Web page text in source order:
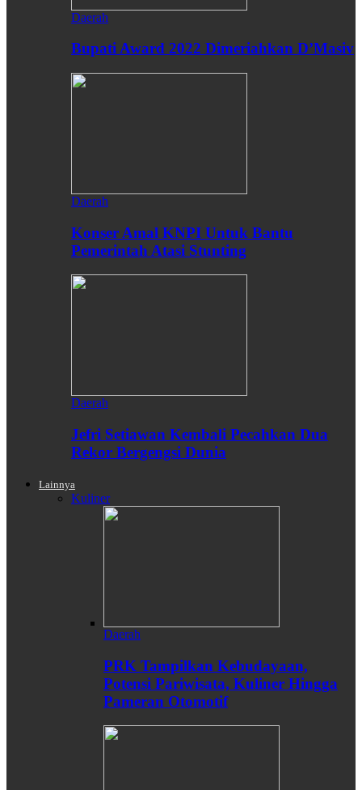
Daerah
Bupati Award 2022 Dimeriahkan D’Masiv
Daerah
Konser Amal KNPI Untuk Bantu
Pemerintah Atasi Stunting
Daerah
Jefri Setiawan Kembali Pecahkan Dua
Rekor Bergengsi Dunia
Lainnya
Kuliner
Daerah
PRK Tampilkan Kebudayaan,
Potensi Pariwisata, Kuliner Hingga
Pameran Otomotif